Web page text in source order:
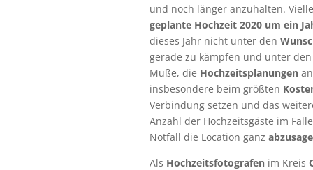
und noch länger anzuhalten.
geplante Hochzeit 2020 um ein
dieses Jahr nicht unter den
gerade zu kämpfen und unter
Muße, die Hochzeitsplanungen
insbesondere beim größten
Verbindung setzen und das
Anzahl der Hochzeitsgäste im
Notfall die Location ganz
Als Hochzeitsfotografenim Kreis